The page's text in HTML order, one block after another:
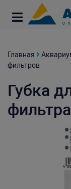
Главная
фильтров
Губка